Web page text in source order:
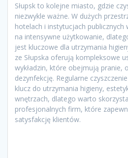
Słupsk to kolejne miasto, gdzie
niezwykle ważne. W dużych
hotelach i instytucjach publicznych
na intensywne użytkowanie,
jest kluczowe dla utrzymania
ze Słupska oferują kompleksowe
wykładzin, które obejmują pranie,
dezynfekcję. Regularne
klucz do utrzymania higieny,
wnętrzach, dlatego warto
profesjonalnych firm, które
satysfakcję klientów.